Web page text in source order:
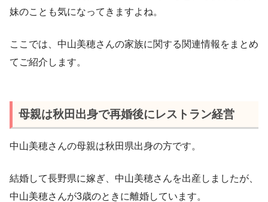
妹のことも気になってきますよね。
ここでは、中山美穂さんの家族に関する関連情報をまとめ
てご紹介します。
母親は秋田出身で再婚後にレストラン経営
中山美穂さんの母親は秋田県出身の方です。
結婚して長野県に嫁ぎ、中山美穂さんを出産しましたが、
中山美穂さんが3歳のときに離婚しています。